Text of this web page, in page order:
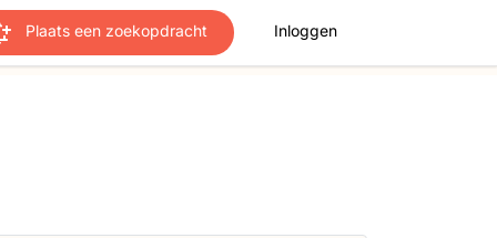
Plaats een zoekopdracht Inloggen